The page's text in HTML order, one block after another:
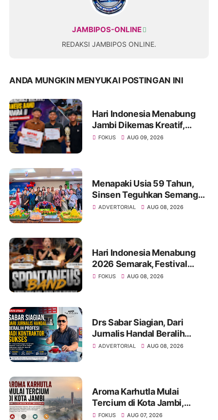
JAMBIPOS-ONLINE
REDAKSI JAMBIPOS ONLINE.
ANDA MUNGKIN MENYUKAI POSTINGAN INI
Hari Indonesia Menabung
Jambi Dikemas Kreatif,
Spontaneus Band Raih Juara
FOKUS AUG 09, 2026
Menapaki Usia 59 Tahun,
Sinsen Teguhkan Semangat
“Sustainably Growing”
ADVERTORIAL AUG 08, 2026
Hari Indonesia Menabung
2026 Semarak, Festival
Band Pelajar dan Mahasiswa
2
FOKUS AUG 08, 2026
Drs Sabar Siagian, Dari
Jurnalis Handal Beralih
Profesi Jadi Kontraktor
ADVERTORIAL AUG 08, 2026
Aroma Karhutla Mulai
Tercium di Kota Jambi,
Warga Diminta Waspada
FOKUS AUG 07, 2026